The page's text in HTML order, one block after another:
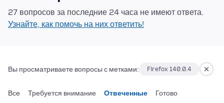
27 вопросов за последние 24 часа не имеют ответа.
Узнайте, как помочь на них ответить!
Вы просматриваете вопросы с метками: Firefox 140.0.4
Все Требуется внимание Отвеченные Готово